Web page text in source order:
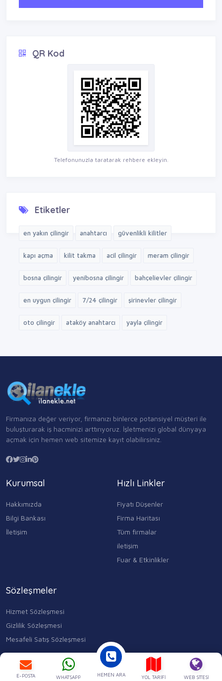
QR Kod
Telefonunuzla taratarak rehbere ekleyin.
Etiketler
en yakın çilingir anahtarcı güvenlikli kilitler
kapı açma kilit takma acil çilingir meram çilingir
bosna çilingir yenibosna çilingir bahçelievler çilingir
en uygun çilingir 7/24 çilingir şirinevler çilingir
oto çilingir ataköy anahtarcı yayla çilingir
Firmanıza değer veriyor, firmanızı binlerce potansiyel müşteri ile
buluşturarak iş hacminizi arttırıyoruz. İşletmenizi global dünyaya
açmak için hemen web sitemize kayıt olabilirsiniz.
Kurumsal
Hakkımızda
Bilgi Bankası
İletişim
Hızlı Linkler
Fiyatı Düşenler
Firma Haritası
Tüm firmalar
iletişim
Fuar & Etkinlikler
Sözleşmeler
Hizmet Sözleşmesi
Gizlilik Sözleşmesi
Mesafeli Satış Sözleşmesi
Kocasinan Merkez, Mahmutbey Cd. No:353 D:1, 34400 Bahçelievler/
İstanbul
0543 315 17 84
E-POSTA WHATSAPP HEMEN ARA YOL TARIFI WEB SITESI